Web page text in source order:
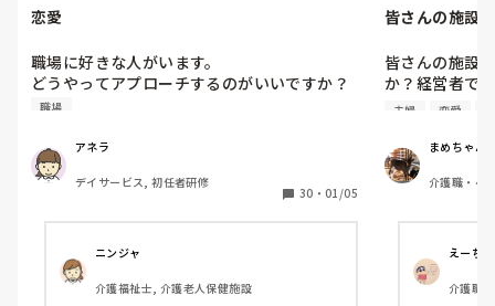
りに介護士や自身のキャリアについて関心を
本人の意思を尊重すべきかと考えます。
以上が第三者の介護士としてのアドバイスで
すが、もし身内が進路選択に悩んでいる時に
する業種ではないです。
理由は、高卒新卒ならより収入が安定した業
種を選べるチャンスがある点、30代以降も他
業種から介護士へのキャリアチェンジが容易
なのに対し逆のキャリアチェンジは難しい点
あとよく言われる、体を酷使して低賃金、の
イメージはまさしくその通りではあるので、
単純にその方のことが心配にはなります
恋愛
職場に好きな人がいます。
どうやってアプローチするのがいいですか？
うわさになりたくはないです。
職場
アネラ
デイサービス, 初任者研修
30 ・ 01/05
ニンジャ
介護福祉士, 介護老人保健施設
皆さんの施設
皆さんの施設
か？経営者で
うちの施設で
ールがありま
くいからとい
私はあんまり
プなので…（
夫婦 恋愛
まめちゃん
介護職・ヘ
えーち
介護職